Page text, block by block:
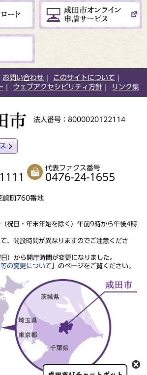
お問い合わせ
このサイトについて
ウェブアクセシビリティ方針 リンク集
法人番号：8000020122114
代表ファクス番号
0476-24-1655
崎町760番地
祝日・年末年始を除く）午前9時から午後4時
、開設時間が異なりますのでご注意くださ
）から開庁時間が変更になりました。
の変更について 」のページをご覧ください。